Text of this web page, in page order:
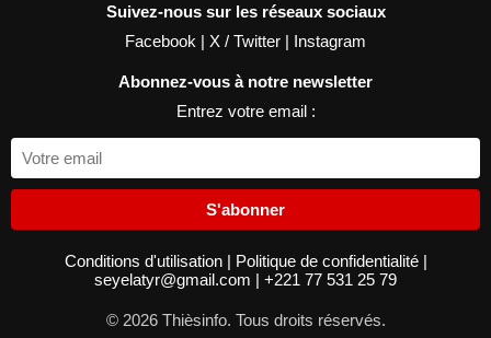
Suivez-nous sur les réseaux sociaux
Facebook | X / Twitter | Instagram
Abonnez-vous à notre newsletter
Entrez votre email :
S'abonner
Conditions d'utilisation | Politique de confidentialité |
seyelatyr@gmail.com | +221 77 531 25 79
© 2026 Thièsinfo. Tous droits réservés.